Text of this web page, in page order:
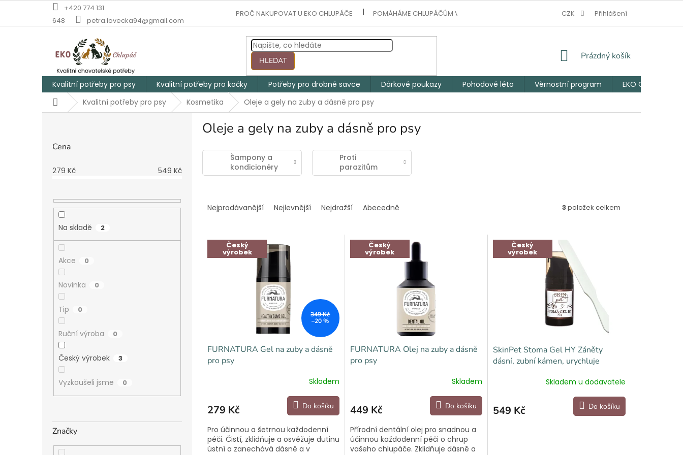
obsah
+420 774 131
648
petra.lovecka94@gmail.com
PROČ NAKUPOVAT U EKO CHLUPÁČE POMÁHÁME CHLUPÁČŮM V NOUZI JAK VZNIKL EKO CHLUPÁČ VĚRNOSTNÍ PROGRAM
CZK Přihlášení
HLEDAT
NÁKUPNÍ
Prázdný košík
Kvalitní potřeby pro psy Kvalitní potřeby pro kočky Potřeby pro drobné savce Dárkové poukazy Pohodové léto Věrnostní program
EKO Chlupáčův
DomůKvalitní potřeby pro psy Kosmetika Oleje a gely na zuby a dásně pro psy
Cena
279 Kč 549 Kč
Na skladě 2
Akce 0
Novinka 0
Tip 0
Ruční výroba 0
Český výrobek 3
Vyzkoušeli jsme 0
Značky
Oleje a gely na zuby a dásně pro psy
Šampony a
kondicionéry
Proti
parazitům
p
Nejprodávanější Nejlevnější Nejdražší Abecedně 3položek celkem
V
p
Český
výrobek
349 Kč
–20 %
FURNATURA Gel na zuby a dásně
pro psy
Skladem
279 Kč Do košíku
Pro účinnou a šetrnou každodenní
péči. Čistí, zklidňuje a osvěžuje dutinu
ústní a zanechává dásně a v
Český
výrobek
FURNATURA Olej na zuby a dásně
pro psy
Skladem
449 Kč Do košíku
Přírodní dentální olej pro snadnou a
účinnou každodenní péči o chrup
vašeho chlupáče. Zklidňuje dásně a
Český
výrobek
SkinPet Stoma Gel HY Záněty
dásní, zubní kámen, urychluje
Skladem u dodavatele
549 Kč Do košíku